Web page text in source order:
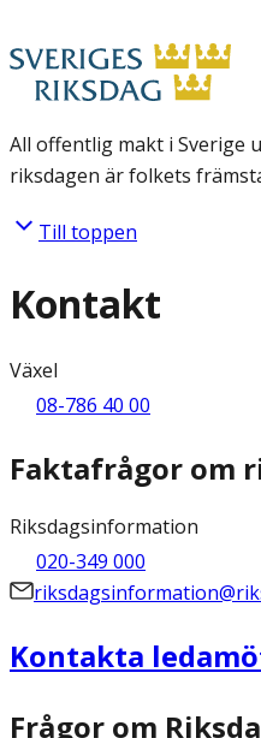
All offentlig makt i Sverige
riksdagen är folkets
Till toppen
Kontakt
Växel
08-786 40 00
Faktafrågor om
Riksdagsinformation
020-349 000
Kontakta
Frågor om